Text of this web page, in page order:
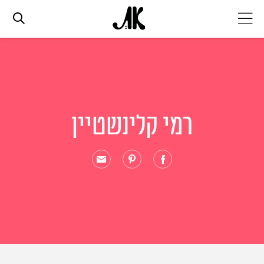
ביוטי
רמי קלינשטיין